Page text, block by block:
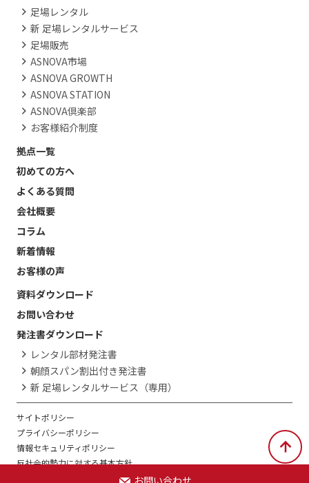
足場レンタル
新 足場レンタルサービス
足場販売
ASNOVA市場
ASNOVA GROWTH
ASNOVA STATION
ASNOVA倶楽部
お客様紹介制度
拠点一覧
初めての方へ
よくある質問
会社概要
コラム
新着情報
お客様の声
資料ダウンロード
お問い合わせ
発注書ダウンロード
レンタル部材発注書
朝顔スパン割出付き発注書
新 足場レンタルサービス（専用）
サイトポリシー
プライバシーポリシー
情報セキュリティポリシー
反社会的勢力に対する基本方針
お問い合わせ